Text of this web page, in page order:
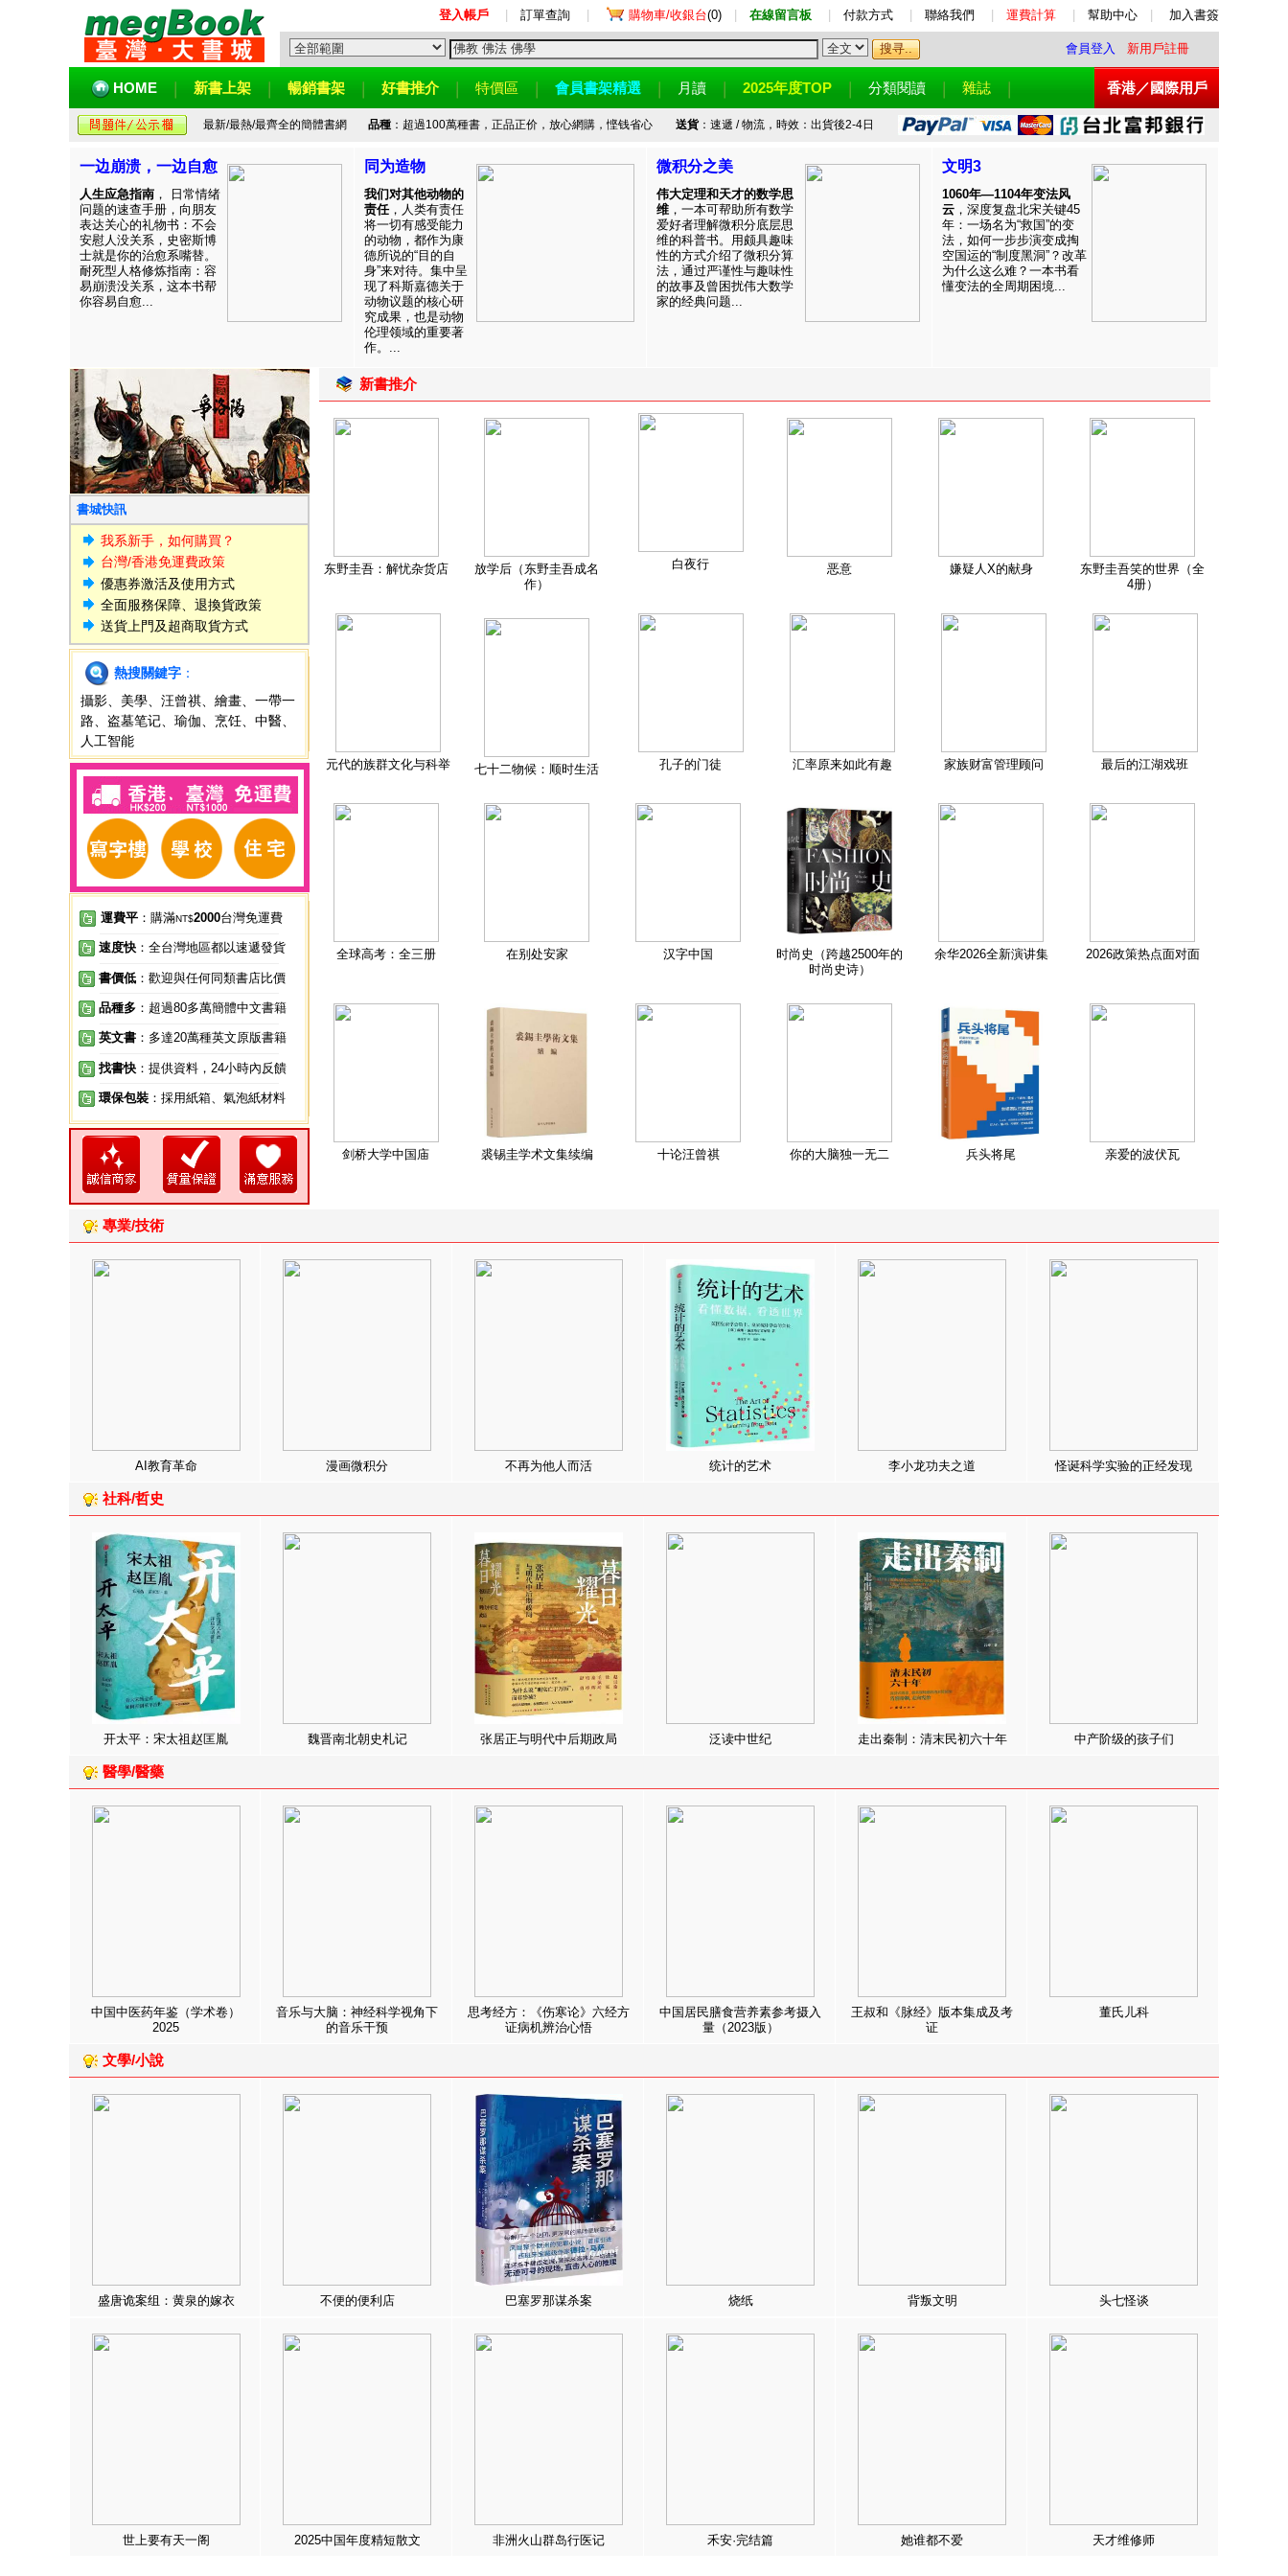
登入帳戶 訂單查詢 購物車/收銀台(0) 在線留言板 付款方式 聯絡我們 運費計算 幫助中心 加入書簽
會員登入 新用戶註冊
HOME 新書上架 暢銷書架 好書推介 特價區 會員書架精選 月讀 2025年度TOP 分類閱讀 雜誌 香港／國際用戶
最新/最熱/最齊全的簡體書網 品種：超過100萬種書，正品正价，放心網購，悭钱省心 送貨：速遞 / 物流，時效：出貨後2-4日
一边崩溃，一边自愈
人生应急指南 ， 日常情绪
问题的速查手册，向朋友
表达关心的礼物书：不会
安慰人没关系，史密斯博
士就是你的治愈系嘴替。
耐死型人格修炼指南：容
易崩溃没关系，这本书帮
你容易自愈...
同为造物
我们对其他动物的
责任，人类有责任
将一切有感受能力
的动物，都作为康
德所说的“目的自
身”来对待。集中呈
现了科斯嘉德关于
动物议题的核心研
究成果，也是动物
伦理领域的重要著
作。...
微积分之美
伟大定理和天才的数学思
维 ，一本可帮助所有数学
爱好者理解微积分底层思
维的科普书。用颇具趣味
性的方式介绍了微积分算
法，通过严谨性与趣味性
的故事及曾困扰伟大数学
家的经典问题...
文明3
1060年—1104年变法风
云 ，深度复盘北宋关键45
年：一场名为“救国”的变
法，如何一步步演变成掏
空国运的“制度黑洞”？改革
为什么这么难？一本书看
懂变法的全周期困境...
書城快訊
我系新手，如何購買？
台灣/香港免運費政策
優惠券激活及使用方式
全面服務保障、退換貨政策
送貨上門及超商取貨方式
熱搜關鍵字 ：
攝影
美學 汪曾祺 繪畫
一帶一
路
盗墓笔记 瑜伽 烹饪 中醫
人工智能
運費平 ：購滿NT$2000台灣免運費
速度快 ：全台灣地區都以速遞發貨
書價低 ：歡迎與任何同類書店比價
品種多 ：超過80多萬簡體中文書籍
英文書 ：多達20萬種英文原版書籍
找書快 ：提供資料，24小時內反饋
環保包裝 ：採用紙箱、氣泡紙材料
新書推介
东野圭吾：解忧杂货店
放学后（东野圭吾成名
作）
白夜行 恶意 嫌疑人X的献身
东野圭吾笑的世界（全
4册）
元代的族群文化与科举 七十二物候：顺时生活 孔子的门徒 汇率原来如此有趣 家族财富管理顾问 最后的江湖戏班
全球高考：全三册 在别处安家 汉字中国
时尚史（跨越2500年的
时尚史诗）
余华2026全新演讲集 2026政策热点面对面
剑桥大学中国庙 裘锡圭学术文集续编 十论汪曾祺 你的大脑独一无二 兵头将尾 亲爱的波伏瓦
專業/技術
AI教育革命 漫画微积分 不再为他人而活 统计的艺术 李小龙功夫之道 怪诞科学实验的正经发现
社科/哲史
开太平：宋太祖赵匡胤 魏晋南北朝史札记 张居正与明代中后期政局 泛读中世纪 走出秦制：清末民初六十年 中产阶级的孩子们
醫學/醫藥
中国中医药年鉴（学术卷）
2025
音乐与大脑：神经科学视角下
的音乐干预
思考经方：《伤寒论》六经方
证病机辨治心悟
中国居民膳食营养素参考摄入
量（2023版）
王叔和《脉经》版本集成及考
证
董氏儿科
文學/小說
盛唐诡案组：黄泉的嫁衣 不便的便利店 巴塞罗那谋杀案 烧纸 背叛文明 头七怪谈
世上要有天一阁 2025中国年度精短散文 非洲火山群岛行医记 禾安·完结篇 她谁都不爱 天才维修师